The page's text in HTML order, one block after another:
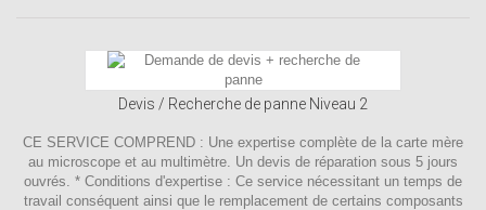
Devis / Recherche de panne Niveau 2
CE SERVICE COMPREND : Une expertise complète de la carte mère
au microscope et au multimètre. Un devis de réparation sous 5 jours
ouvrés. * Conditions d'expertise : Ce service nécessitant un temps de
travail conséquent ainsi que le remplacement de certains composants